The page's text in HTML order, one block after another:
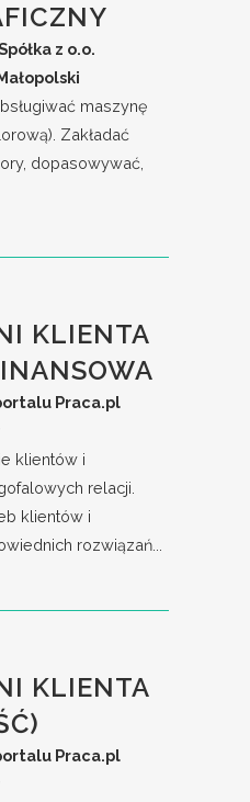
z o.o.
maszynę
Zakładać
dopasowywać,
KLIENTA
Praca.pl
klientów i
relacji.
klientów i
rozwiązań...
KLIENTA
Praca.pl